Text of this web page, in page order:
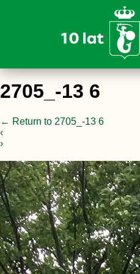
2705_-13 6
← Return to 2705_-13 6
‹
›